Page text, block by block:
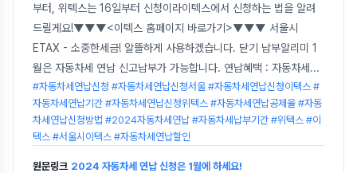
부터, 위텍스는 16일부터 신청이라이텍스에서 신청하는 법을 알려
드릴게요!▼▼▼<이텍스 홈페이지 바로가기>▼▼▼ 서울시
ETAX - 소중한세금! 알뜰하게 사용하겠습니다. 닫기 납부알리미 1
월은 자동차세 연납 신고납부가 가능합니다. 연납혜택 : 자동차세 ...
#자동차세연납신청 #자동차세연납신청서울 #자동차세연납신청이텍스 #
자동차세연납기간 #자동차세연납신청위텍스 #자동차세연납공제율 #자동
차세연납신청방법 #2024자동차세연납 #자동차세납부기간 #위텍스 #이
텍스 #서울시이텍스 #자동차세연납할인
원문링크 2024 자동차세 연납 신청은 1월에 하세요!